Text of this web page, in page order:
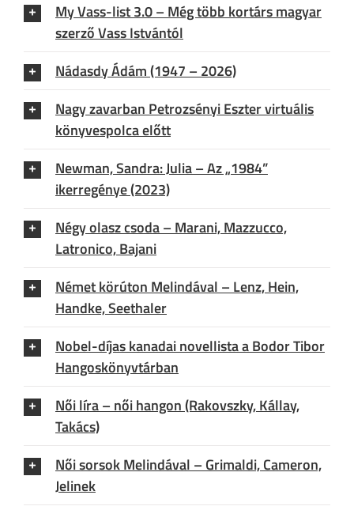
My Vass-list 3.0 – Még több kortárs magyar
szerző Vass Istvántól
Nádasdy Ádám (1947 – 2026)
Nagy zavarban Petrozsényi Eszter virtuális
könyvespolca előtt
Newman, Sandra: Julia – Az „1984”
ikerregénye (2023)
Négy olasz csoda – Marani, Mazzucco,
Latronico, Bajani
Német körúton Melindával – Lenz, Hein,
Handke, Seethaler
Nobel-díjas kanadai novellista a Bodor Tibor
Hangoskönyvtárban
Női líra – női hangon (Rakovszky, Kállay,
Takács)
Női sorsok Melindával – Grimaldi, Cameron,
Jelinek